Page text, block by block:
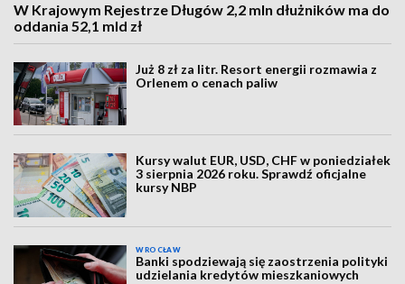
W Krajowym Rejestrze Długów 2,2 mln dłużników ma do
oddania 52,1 mld zł
Już 8 zł za litr. Resort energii rozmawia z
Orlenem o cenach paliw
Kursy walut EUR, USD, CHF w poniedziałek
3 sierpnia 2026 roku. Sprawdź oficjalne
kursy NBP
WROCŁAW
Banki spodziewają się zaostrzenia polityki
udzielania kredytów mieszkaniowych